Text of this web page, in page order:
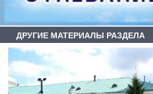
ДРУГИЕ МАТЕРИАЛЫ РАЗДЕЛА